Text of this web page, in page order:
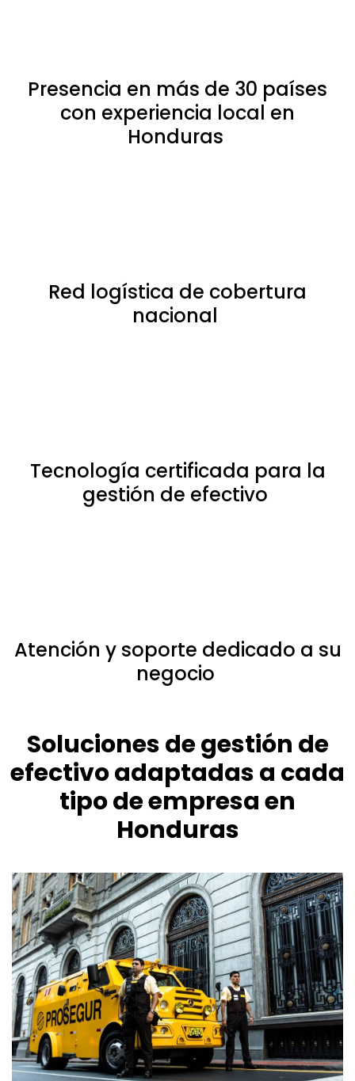
Presencia en más de 30 países
con experiencia local en
Honduras
Red logística de cobertura
nacional
Tecnología certificada para la
gestión de efectivo
Atención y soporte dedicado a su
negocio
Soluciones de gestión de
efectivo adaptadas a cada
tipo de empresa en
Honduras